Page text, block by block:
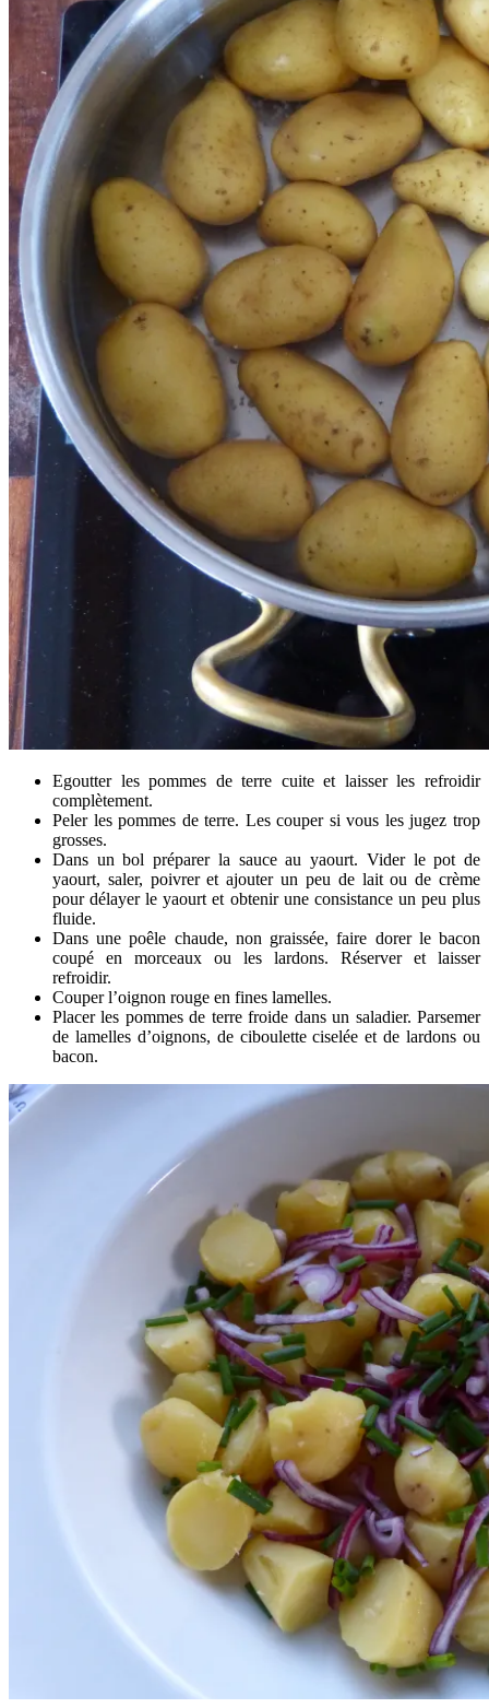
Egoutter les pommes de terre cuite et laisser les refroidir
complètement.
Peler les pommes de terre. Les couper si vous les jugez trop
grosses.
Dans un bol préparer la sauce au yaourt. Vider le pot de
yaourt, saler, poivrer et ajouter un peu de lait ou de crème
pour délayer le yaourt et obtenir une consistance un peu plus
fluide.
Dans une poêle chaude, non graissée, faire dorer le bacon
coupé en morceaux ou les lardons. Réserver et laisser
refroidir.
Couper l’oignon rouge en fines lamelles.
Placer les pommes de terre froide dans un saladier. Parsemer
de lamelles d’oignons, de ciboulette ciselée et de lardons ou
bacon.